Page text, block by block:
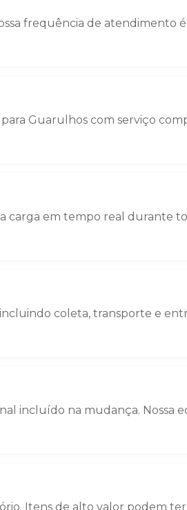
frequência de atendimento é
Guarulhos com serviço
carga em tempo real durante
coleta, transporte e
incluído na mudança. Nossa
Itens de alto valor podem